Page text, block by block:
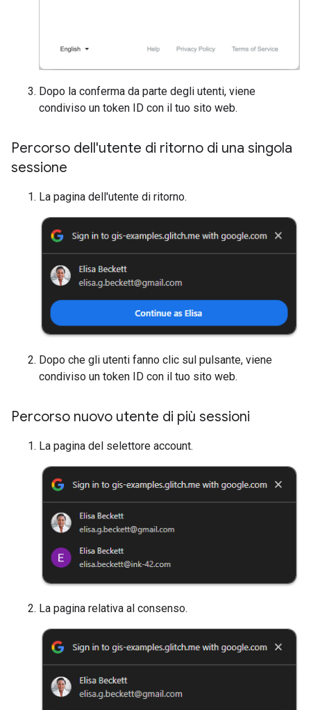
Dopo la conferma da parte degli utenti, viene
condiviso un token ID con il tuo sito web.
Percorso dell'utente di ritorno di una singola
sessione
La pagina dell'utente di ritorno.
Dopo che gli utenti fanno clic sul pulsante, viene
condiviso un token ID con il tuo sito web.
Percorso nuovo utente di più sessioni
La pagina del selettore account.
La pagina relativa al consenso.